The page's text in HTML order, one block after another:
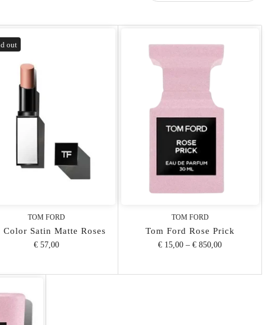
out
TOM FORD
Color Satin Matte Roses
€ 57,00
TOM FORD
Tom Ford Rose Prick
€ 15,00–€ 850,00